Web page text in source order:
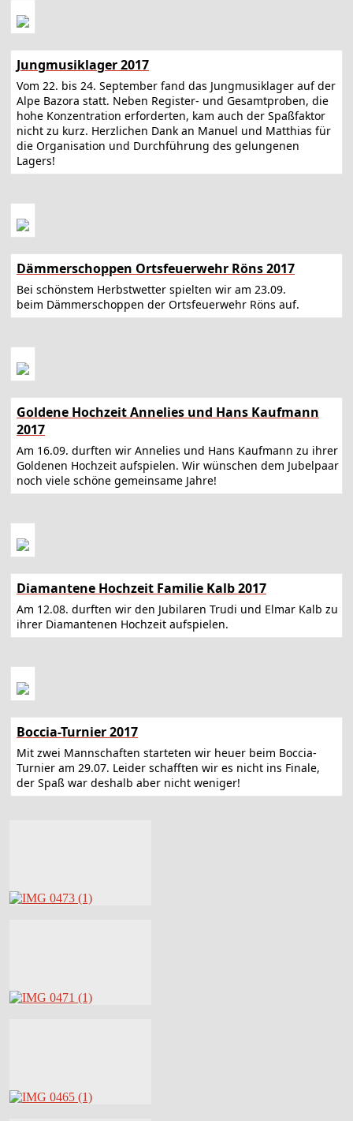
Jungmusiklager 2017
Vom 22. bis 24. September fand das Jungmusiklager auf der
Alpe Bazora statt. Neben Register- und Gesamtproben, die
hohe Konzentration erforderten, kam auch der Spaßfaktor
nicht zu kurz. Herzlichen Dank an Manuel und Matthias für
die Organisation und Durchführung des gelungenen
Lagers!
Dämmerschoppen Ortsfeuerwehr Röns 2017
Bei schönstem Herbstwetter spielten wir am 23.09.
beim Dämmerschoppen der Ortsfeuerwehr Röns auf.
Goldene Hochzeit Annelies und Hans Kaufmann
2017
Am 16.09. durften wir Annelies und Hans Kaufmann zu ihrer
Goldenen Hochzeit aufspielen. Wir wünschen dem Jubelpaar
noch viele schöne gemeinsame Jahre!
Diamantene Hochzeit Familie Kalb 2017
Am 12.08. durften wir den Jubilaren Trudi und Elmar Kalb zu
ihrer Diamantenen Hochzeit aufspielen.
Boccia-Turnier 2017
Mit zwei Mannschaften starteten wir heuer beim Boccia-
Turnier am 29.07. Leider schafften wir es nicht ins Finale,
der Spaß war deshalb aber nicht weniger!